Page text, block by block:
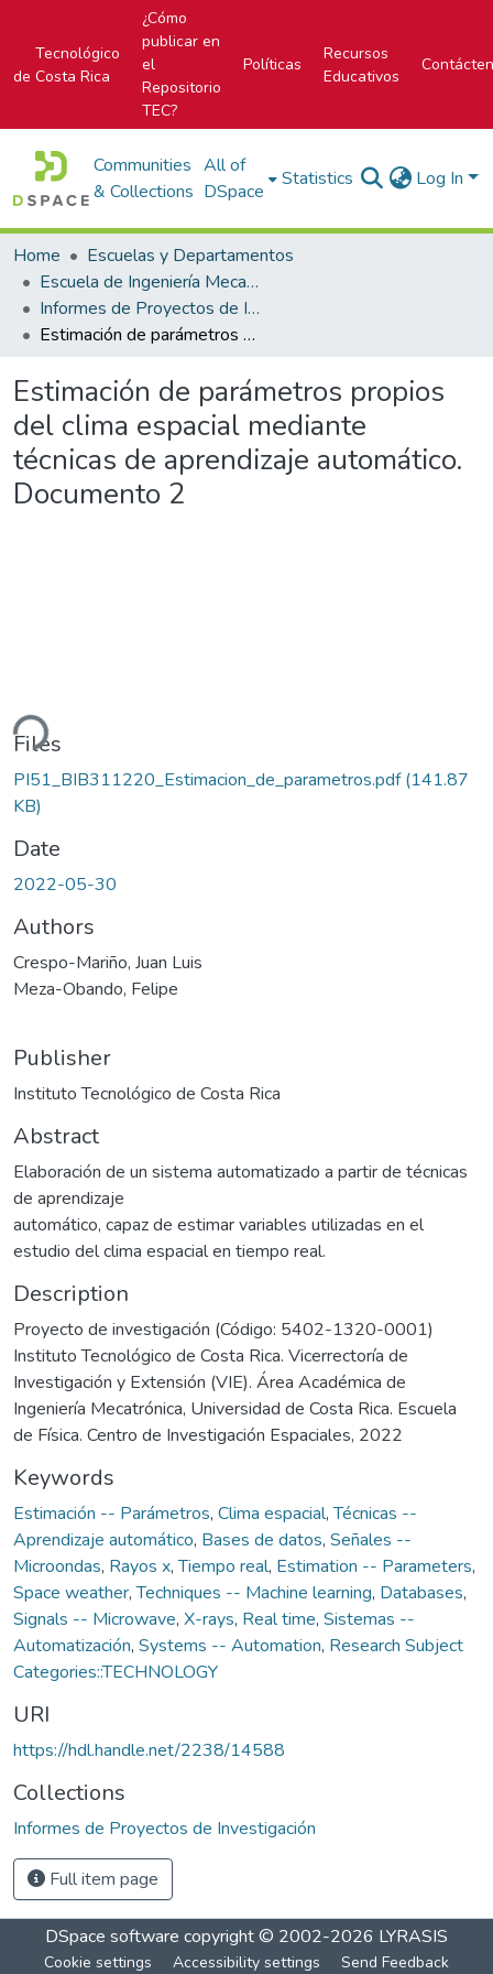
Tecnológico
de Costa Rica
¿Cómo
publicar en
el
Repositorio
TEC?
Políticas
Recursos
Educativos
Communities
& Collections
All of
DSpace
Statistics Log In
Home
Escuelas y Departamentos
Escuela de Ingeniería Mecatrónica (antes era Área Académica de Ingeniería Mecatrónica)
Informes de Proyectos de Investigación
Estimación de parámetros propios del clima espacial mediante técnicas de aprendizaje automático. Documento 2
Estimación de parámetros propios
del clima espacial mediante
técnicas de aprendizaje automático.
Documento 2
Files
PI51_BIB311220_Estimacion_de_parametros.pdf(141.87
KB)
Date
2022-05-30
Authors
Crespo-Mariño, Juan Luis
Meza-Obando, Felipe
Publisher
Instituto Tecnológico de Costa Rica
Abstract
Elaboración de un sistema automatizado a partir de técnicas
de aprendizaje
automático, capaz de estimar variables utilizadas en el
estudio del clima espacial en tiempo real.
Description
Proyecto de investigación (Código: 5402-1320-0001)
Instituto Tecnológico de Costa Rica. Vicerrectoría de
Investigación y Extensión (VIE). Área Académica de
Ingeniería Mecatrónica, Universidad de Costa Rica. Escuela
de Física. Centro de Investigación Espaciales, 2022
Keywords
Estimación -- Parámetros, Clima espacial,Técnicas --
Aprendizaje automático, Bases de datos, Señales --
Microondas, Rayos x,Tiempo real, Estimation -- Parameters,
Space weather,Techniques -- Machine learning, Databases,
Signals -- Microwave, X-rays, Real time, Sistemas --
Automatización, Systems -- Automation, Research Subject
Categories::TECHNOLOGY
URI
https://hdl.handle.net/2238/14588
Collections
Informes de Proyectos de Investigación
Full item page
DSpace software copyright © 2002-2026 LYRASIS
Cookie settings Accessibility settings Send Feedback